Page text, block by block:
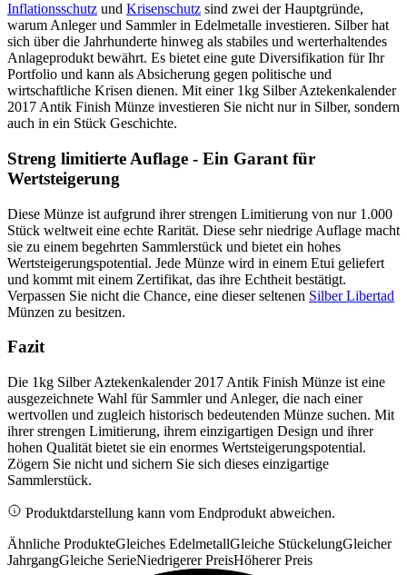
Inflationsschutz und Krisenschutz sind zwei der Hauptgründe,
warum Anleger und Sammler in Edelmetalle investieren. Silber hat
sich über die Jahrhunderte hinweg als stabiles und werterhaltendes
Anlageprodukt bewährt. Es bietet eine gute Diversifikation für Ihr
Portfolio und kann als Absicherung gegen politische und
wirtschaftliche Krisen dienen. Mit einer 1kg Silber Aztekenkalender
2017 Antik Finish Münze investieren Sie nicht nur in Silber, sondern
auch in ein Stück Geschichte.
Streng limitierte Auflage - Ein Garant für
Wertsteigerung
Diese Münze ist aufgrund ihrer strengen Limitierung von nur 1.000
Stück weltweit eine echte Rarität. Diese sehr niedrige Auflage macht
sie zu einem begehrten Sammlerstück und bietet ein hohes
Wertsteigerungspotential. Jede Münze wird in einem Etui geliefert
und kommt mit einem Zertifikat, das ihre Echtheit bestätigt.
Verpassen Sie nicht die Chance, eine dieser seltenen Silber Libertad
Münzen zu besitzen.
Fazit
Die 1kg Silber Aztekenkalender 2017 Antik Finish Münze ist eine
ausgezeichnete Wahl für Sammler und Anleger, die nach einer
wertvollen und zugleich historisch bedeutenden Münze suchen. Mit
ihrer strengen Limitierung, ihrem einzigartigen Design und ihrer
hohen Qualität bietet sie ein enormes Wertsteigerungspotential.
Zögern Sie nicht und sichern Sie sich dieses einzigartige
Sammlerstück.
Produktdarstellung kann vom Endprodukt abweichen.
Ähnliche ProdukteGleiches EdelmetallGleiche StückelungGleicher
JahrgangGleiche SerieNiedrigerer PreisHöherer Preis